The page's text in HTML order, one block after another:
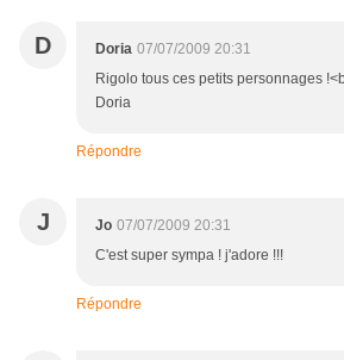
D Doria 07/07/2009 20:31
Rigolo tous ces petits personnages
Doria
Répondre
J Jo 07/07/2009 20:31
C'est super sympa ! j'adore !!!
Répondre